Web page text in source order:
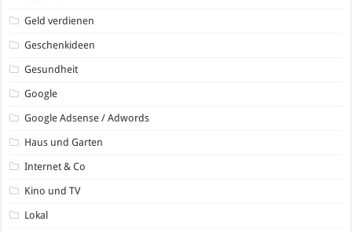
Geld verdienen
Geschenkideen
Gesundheit
Google
Google Adsense / Adwords
Haus und Garten
Internet & Co
Kino und TV
Lokal